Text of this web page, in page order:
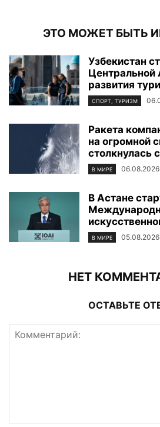
ЭТО МОЖЕТ БЫТЬ
Узбекистан
Центральной
развития
СПОРТ, ТУРИЗМ
Ракета
на огромной
столкнулась
В МИРЕ 06.08.2026
В Астане
В МИРЕ 05.08.2026
НЕТ
ОСТАВЬТЕ